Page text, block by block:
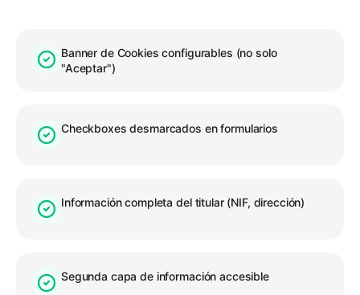
Banner de Cookies configurables (no solo
"Aceptar")
Checkboxes desmarcados en formularios
Información completa del titular (NIF, dirección)
Segunda capa de información accesible